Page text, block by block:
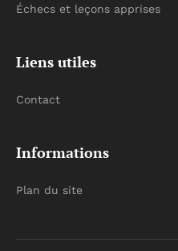
Échecs et leçons apprises
Liens utiles
Contact
Informations
Plan du site